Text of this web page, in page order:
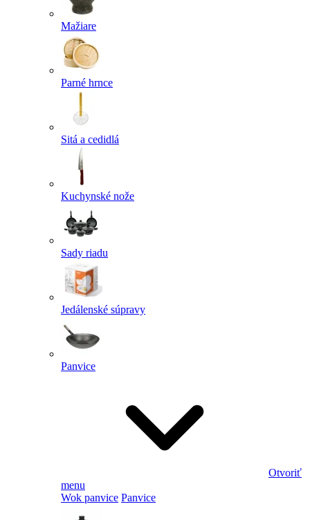
Mažiare
Parné hrnce
Sitá a cedidlá
Kuchynské nože
Sady riadu
Jedálenské súpravy
Panvice
Otvoriť
menu
Wok panvice Panvice